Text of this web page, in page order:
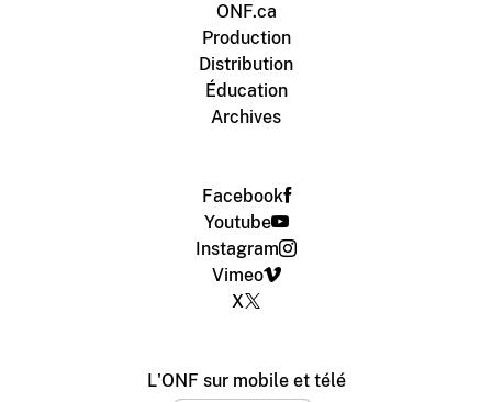
ONF.ca
Production
Distribution
Éducation
Archives
Facebook
Youtube
Instagram
Vimeo
X
L'ONF sur mobile et télé